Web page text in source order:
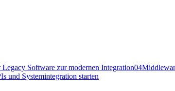
Legacy Software zur modernen Integration04
und Systemintegration starten